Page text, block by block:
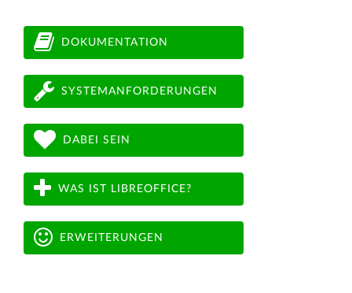
DOKUMENTATION
SYSTEMANFORDERUNGEN
DABEI SEIN
WAS IST LIBREOFFICE?
ERWEITERUNGEN